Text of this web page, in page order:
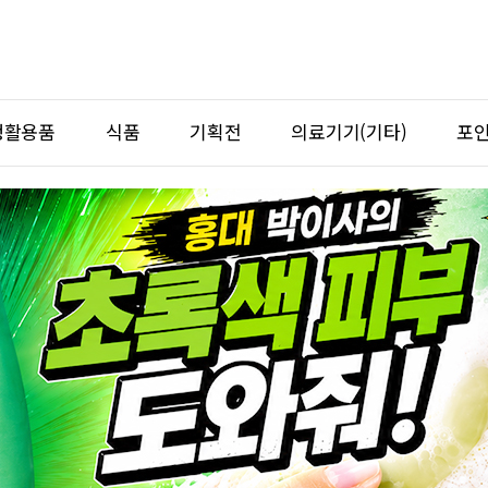
용품 식품 기획전 의료기기(기타) 포